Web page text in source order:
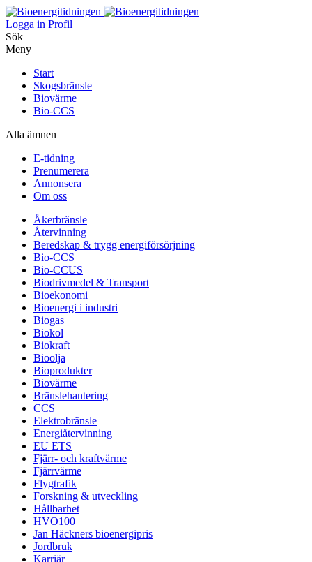
Logga in Profil
Sök
Meny
Start
Skogsbränsle
Biovärme
Bio-CCS
Alla ämnen
E-tidning
Prenumerera
Annonsera
Om oss
Åkerbränsle
Återvinning
Beredskap & trygg energiförsörjning
Bio-CCS
Bio-CCUS
Biodrivmedel & Transport
Bioekonomi
Bioenergi i industri
Biogas
Biokol
Biokraft
Bioolja
Bioprodukter
Biovärme
Bränslehantering
CCS
Elektrobränsle
Energiåtervinning
EU ETS
Fjärr- och kraftvärme
Fjärrvärme
Flygtrafik
Forskning & utveckling
Hållbarhet
HVO100
Jan Häckners bioenergipris
Jordbruk
Karriär